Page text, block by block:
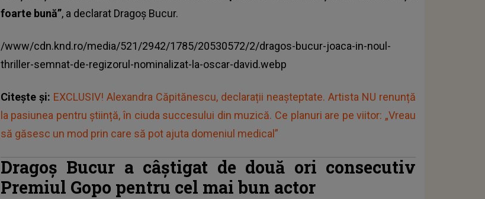
foarte bună”, a declarat Dragoș Bucur.
/www/cdn.knd.ro/media/521/2942/1785/20530572/2/dragos-bucur-joaca-in-noul-
thriller-semnat-de-regizorul-nominalizat-la-oscar-david.webp
Citește și: EXCLUSIV! Alexandra Căpitănescu, declarații neașteptate. Artista NU renunță
la pasiunea pentru știință, în ciuda succesului din muzică. Ce planuri are pe viitor: „Vreau
să găsesc un mod prin care să pot ajuta domeniul medical”
Dragoş Bucur a câştigat de două ori consecutiv
Premiul Gopo pentru cel mai bun actor